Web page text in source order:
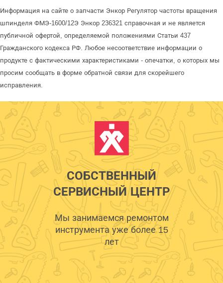
Информация на сайте о запчасти Энкор Регулятор частоты вращения
шпинделя ФМЭ-1600/12Э Энкор 236321 справочная и не является
публичной офертой, определяемой положениями Статьи 437
Гражданского кодекса РФ. Любое несоответствие информации о
продукте с фактическими характеристиками - опечатки, о которых мы
просим сообщать в форме обратной связи для скорейшего
исправления.
СОБСТВЕННЫЙ
СЕРВИСНЫЙ ЦЕНТР
Мы занимаемся ремонтом
инструмента уже более 15
лет